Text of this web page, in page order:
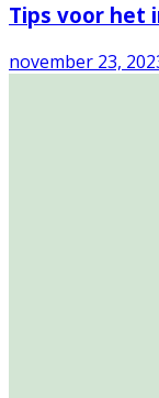
Tips voor het
november 23,